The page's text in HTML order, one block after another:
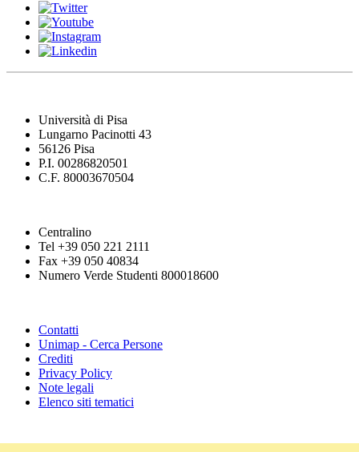
Università di Pisa
Lungarno Pacinotti 43
56126 Pisa
P.I. 00286820501
C.F. 80003670504
Centralino
Tel +39 050 221 2111
Fax +39 050 40834
Numero Verde Studenti 800018600
Contatti
Unimap - Cerca Persone
Crediti
Privacy Policy
Note legali
Elenco siti tematici